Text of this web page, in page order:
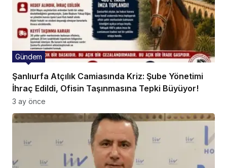
Şanlıurfa Atçılık Camiasında Kriz: Şube Yönetimi
İhraç Edildi, Ofisin Taşınmasına Tepki Büyüyor!
Gündem
3 ay önce